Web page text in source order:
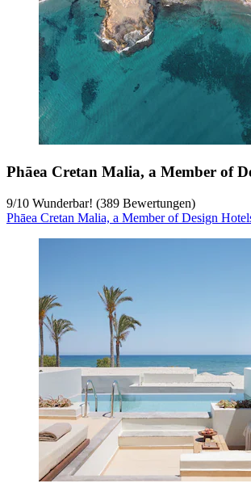
Phāea Cretan Malia, a Member of
9/10 Wunderbar! (389 Bewertungen)
Phāea Cretan Malia, a Member of Design